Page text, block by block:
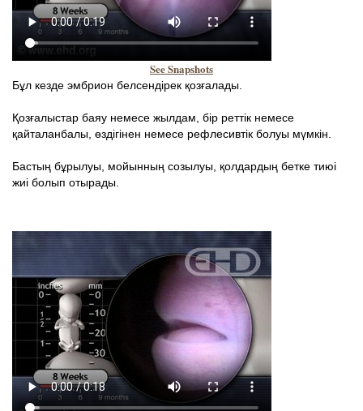
See Snapshots
Бұл кезде эмбрион белсендірек қозғалады.
Қозғалыстар баяу немесе жылдам, бір реттік немесе
қайталанбалы, өздігінен немесе рефлесивтік болуы мүмкін.
Бастың бұрылуы, мойынның созылуы, қолдардың бетке тиюі
жиі болып отырады.